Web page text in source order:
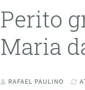
Perito
Maria
RAFAEL PAULINO